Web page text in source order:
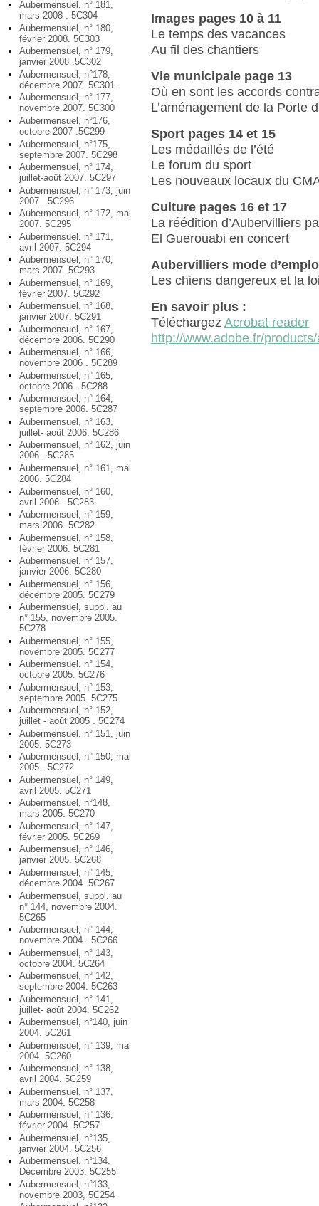
Aubermensuel, n° 181,
mars 2008 . 5C304
Aubermensuel, n° 180,
février 2008. 5C303
Aubermensuel, n° 179,
janvier 2008 .5C302
Aubermensuel, n°178,
décembre 2007. 5C301
Aubermensuel, n° 177,
novembre 2007. 5C300
Aubermensuel, n°176,
octobre 2007 .5C299
Aubermensuel, n°175,
septembre 2007. 5C298
Aubermensuel, n° 174,
juillet-août 2007. 5C297
Aubermensuel, n° 173, juin
2007 . 5C296
Aubermensuel, n° 172, mai
2007. 5C295
Aubermensuel, n° 171,
avril 2007. 5C294
Aubermensuel, n° 170,
mars 2007. 5C293
Aubermensuel, n° 169,
février 2007. 5C292
Aubermensuel, n° 168,
janvier 2007. 5C291
Aubermensuel, n° 167,
décembre 2006. 5C290
Aubermensuel, n° 166,
novembre 2006 . 5C289
Aubermensuel, n° 165,
octobre 2006 . 5C288
Aubermensuel, n° 164,
septembre 2006. 5C287
Aubermensuel, n° 163,
juillet- août 2006. 5C286
Aubermensuel, n° 162, juin
2006 . 5C285
Aubermensuel, n° 161, mai
2006. 5C284
Aubermensuel, n° 160,
avril 2006 . 5C283
Aubermensuel, n° 159,
mars 2006. 5C282
Aubermensuel, n° 158,
février 2006. 5C281
Aubermensuel, n° 157,
janvier 2006. 5C280
Aubermensuel, n° 156,
décembre 2005. 5C279
Aubermensuel, suppl. au
n° 155, novembre 2005.
5C278
Aubermensuel, n° 155,
novembre 2005. 5C277
Aubermensuel, n° 154,
octobre 2005. 5C276
Aubermensuel, n° 153,
septembre 2005. 5C275
Aubermensuel, n° 152,
juillet - août 2005 . 5C274
Aubermensuel, n° 151, juin
2005. 5C273
Aubermensuel, n° 150, mai
2005 . 5C272
Aubermensuel, n° 149,
avril 2005. 5C271
Aubermensuel, n°148,
mars 2005. 5C270
Aubermensuel, n° 147,
février 2005. 5C269
Aubermensuel, n° 146,
janvier 2005. 5C268
Aubermensuel, n° 145,
décembre 2004. 5C267
Aubermensuel, suppl. au
n° 144, novembre 2004.
5C265
Aubermensuel, n° 144,
novembre 2004 . 5C266
Aubermensuel, n° 143,
octobre 2004. 5C264
Aubermensuel, n° 142,
septembre 2004. 5C263
Aubermensuel, n° 141,
juillet- août 2004. 5C262
Aubermensuel, n°140, juin
2004. 5C261
Aubermensuel, n° 139, mai
2004. 5C260
Aubermensuel, n° 138,
avril 2004. 5C259
Aubermensuel, n° 137,
mars 2004. 5C258
Aubermensuel, n° 136,
février 2004. 5C257
Aubermensuel, n°135,
janvier 2004. 5C256
Aubermensuel, n°134,
Décembre 2003. 5C255
Aubermensuel, n°133,
novembre 2003, 5C254
Images pages 10 à 11
Le temps des vacances
Au fil des chantiers
Vie municipale page 13
Où en sont les accords
L’aménagement de la Porte
Sport pages 14 et 15
Les médaillés de l’été
Le forum du sport
Les nouveaux locaux du
Culture pages 16 et 17
La réédition d’Aubervilliers
El Guerouabi en concert
Aubervilliers mode
Les chiens dangereux et la
En savoir plus :
TéléchargezAcrobat reader
http://www.adobe.fr/